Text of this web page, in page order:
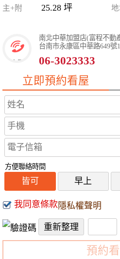
主+附 25.28 坪
南北中華加盟店(富程不動
台南市永康區中華路649號
06-3023333
立即預約看屋
方便聯絡時間
皆可 早上
我同意條款隱私權聲明
預約